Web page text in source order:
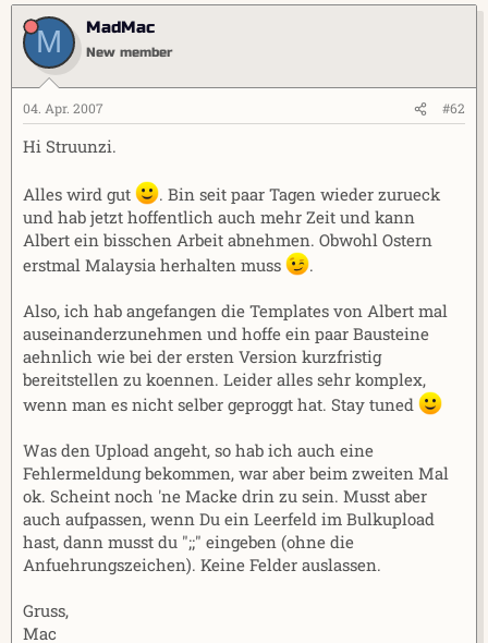
M MadMac
New member
04. Apr. 2007 #62
Hi Struunzi.
Alles wird gut
. Bin seit paar Tagen wieder zurueck
und hab jetzt hoffentlich auch mehr Zeit und kann
Albert ein bisschen Arbeit abnehmen. Obwohl Ostern
erstmal Malaysia herhalten muss
.
Also, ich hab angefangen die Templates von Albert mal
auseinanderzunehmen und hoffe ein paar Bausteine
aehnlich wie bei der ersten Version kurzfristig
bereitstellen zu koennen. Leider alles sehr komplex,
wenn man es nicht selber geproggt hat. Stay tuned
Was den Upload angeht, so hab ich auch eine
Fehlermeldung bekommen, war aber beim zweiten Mal
ok. Scheint noch 'ne Macke drin zu sein. Musst aber
auch aufpassen, wenn Du ein Leerfeld im Bulkupload
hast, dann musst du ";;" eingeben (ohne die
Anfuehrungszeichen). Keine Felder auslassen.
Gruss,
Mac